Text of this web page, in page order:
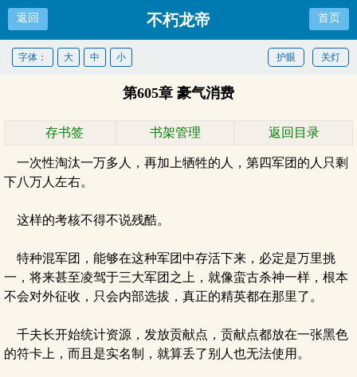
返回 不朽龙帝 首页
关灯
护眼
字体： 大 中 小
第605章 豪气消费
存书签 书架管理 返回目录
一次性淘汰一万多人，再加上牺牲的人，第四军团的人只剩
下八万人左右。
这样的考核不得不说残酷。
特种混军团，能够在这种军团中存活下来，必定是万里挑
一，将来甚至凌驾于三大军团之上，就像蛮古杀神一样，根本
不会对外征收，只会内部选拔，真正的精英都在那里了。
千夫长开始统计资源，发放贡献点，贡献点都放在一张黑色
的符卡上，而且是实名制，就算丢了别人也无法使用。